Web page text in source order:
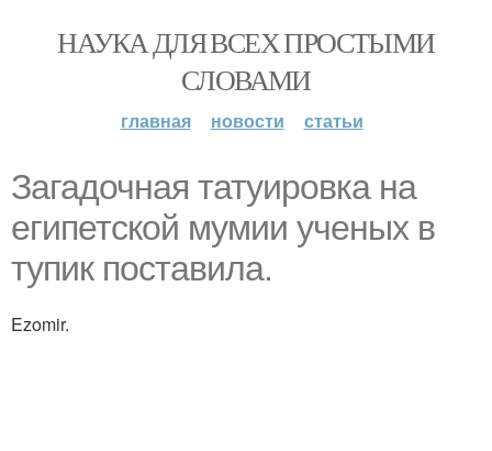
НАУКА ДЛЯ ВСЕХ ПРОСТЫМИ
СЛОВАМИ
главная новости статьи
Загадочная татуировка на
египетской мумии ученых в
тупик поставила.
Ezomir.